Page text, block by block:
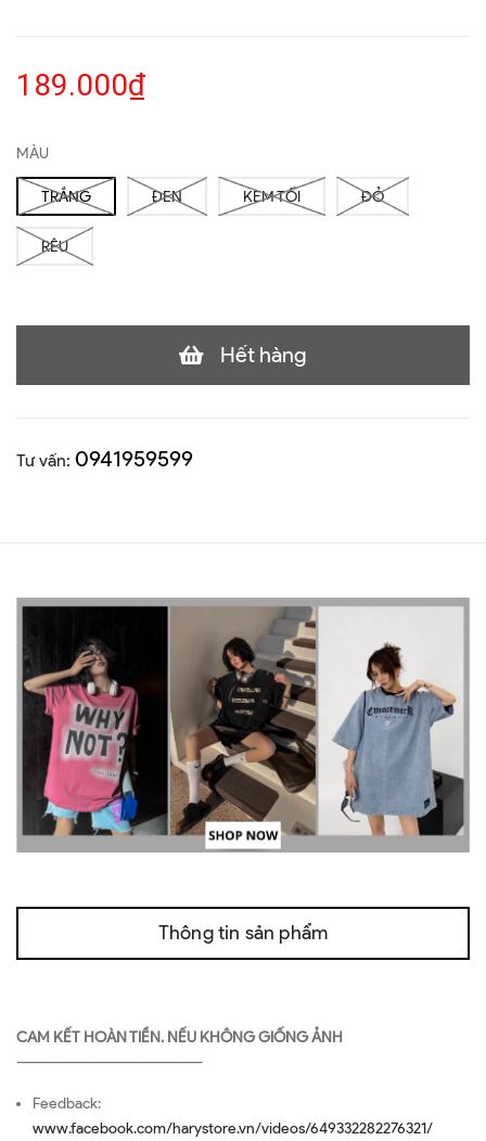
189.000₫
MÀU
TRẮNG ĐEN KEM TỐI ĐỎ
RÊU
Hết hàng
Tư vấn: 0941959599
Thông tin sản phẩm
CAM KẾT HOÀN TIỀN. NẾU KHÔNG GIỐNG ẢNH
—————————————————
Feedback:
www.facebook.com/harystore.vn/videos/649332282276321/